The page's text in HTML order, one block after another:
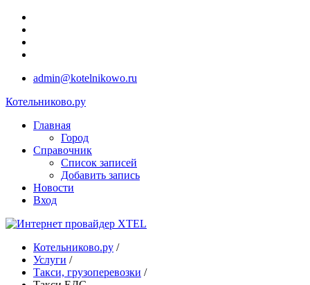
admin@kotelnikowo.ru
Котельниково.ру
Главная
Город
Справочник
Список записей
Добавить запись
Новости
Вход
Котельниково.ру /
Услуги /
Такси, грузоперевозки /